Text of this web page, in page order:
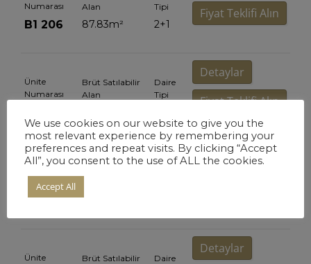
Numarası
B1 206
Alan
87.83m²
Tipi
2+1
Fiyat Teklifi Alın
Ünite
Numarası
Brüt Satılabilir
Alan
Daire
Tipi
Detaylar
Fiyat Teklifi Alın
Numarası
B3 224 97.94
Detaylar
Ünite
Brüt Satılabilir
Daire
Detaylar
We use cookies on our website to give you the
most relevant experience by remembering your
preferences and repeat visits. By clicking “Accept
All”, you consent to the use of ALL the cookies.
Accept All